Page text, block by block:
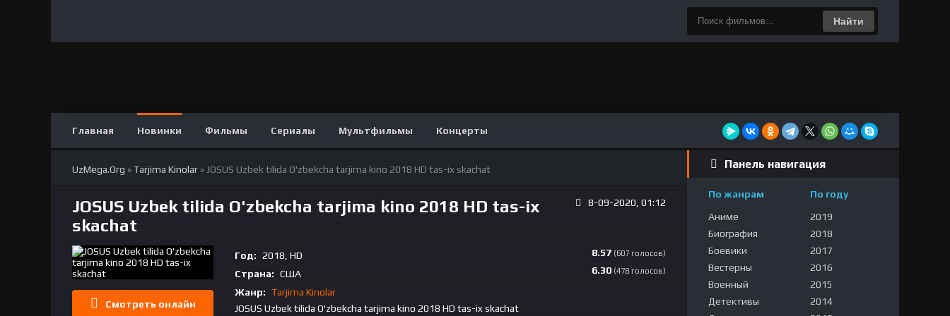
Найти
Главная Новинки Фильмы Сериалы Мультфильмы Концерты
UzMega.Org »Tarjima Kinolar » JOSUS Uzbek tilida O'zbekcha tarjima kino 2018 HD tas-ix skachat
JOSUS Uzbek tilida O'zbekcha tarjima kino 2018 HD tas-ix
skachat
8-09-2020, 01:12
Смотреть онлайн
8.57 (607 голосов)
6.30 (478 голосов)
Год: 2018, HD
Страна: США
Жанр: Tarjima Kinolar
JOSUS Uzbek tilida O'zbekcha tarjima kino 2018 HD tas-ix skachat
Панель навигация
По жанрам
Аниме
Биография
Боевики
Вестерны
Военный
Детективы
По году
2019
2018
2017
2016
2015
2014